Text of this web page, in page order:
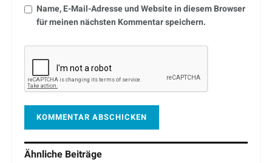
Name, E-Mail-Adresse und Website in diesem Browser
für meinen nächsten Kommentar speichern.
Ähnliche Beiträge